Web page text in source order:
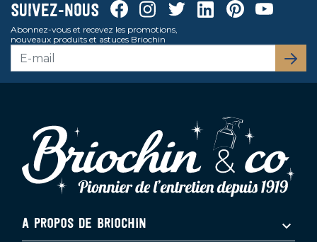
Suivez-nous FacebookInstagramTwitterLinkedinPinterestYoutube
Abonnez-vous et recevez les promotions,
nouveaux produits et astuces Briochin
A PROPOS DE BRIOCHIN